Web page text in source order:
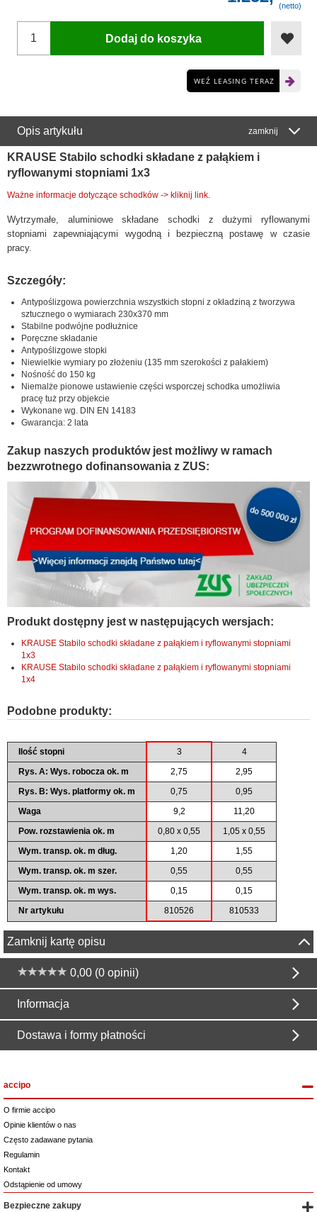
(netto)
Dodaj do koszyka
WEŹ LEASING TERAZ
Opis artykułu zamknij
KRAUSE Stabilo schodki składane z pałąkiem i
ryflowanymi stopniami 1x3
Ważne informacje dotyczące schodków -> kliknij link.
Wytrzymałe, aluminiowe składane schodki z dużymi ryflowanymi
stopniami zapewniającymi wygodną i bezpieczną postawę w czasie
pracy.
Szczegóły:
Antypoślizgowa powierzchnia wszystkich stopni z okładziną z tworzywa
sztucznego o wymiarach 230x370 mm
Stabilne podwójne podłużnice
Poręczne składanie
Antypoślizgowe stopki
Niewielkie wymiary po złożeniu (135 mm szerokości z pałakiem)
Nośność do 150 kg
Niemalże pionowe ustawienie części wsporczej schodka umożliwia
pracę tuż przy objekcie
Wykonane wg. DIN EN 14183
Gwarancja: 2 lata
Zakup naszych produktów jest możliwy w ramach
bezzwrotnego dofinansowania z ZUS:
Produkt dostępny jest w następujących wersjach:
KRAUSE Stabilo schodki składane z pałąkiem i ryflowanymi stopniami
1x3
KRAUSE Stabilo schodki składane z pałąkiem i ryflowanymi stopniami
1x4
Podobne produkty:
Ilość stopni 3
4
Rys. A: Wys. robocza ok. m
2,75
2,95
Rys. B: Wys. platformy ok. m
0,75
0,95
Waga
9,2
11,20
Pow. rozstawienia ok. m
0,80 x 0,55
1,05 x 0,55
Wym. transp. ok. m dług.
1,20
1,55
Wym. transp. ok. m szer.
0,55
0,55
Wym. transp. ok. m wys.
0,15
0,15
Nr artykułu
810526 810533
Zamknij kartę opisu
0,00 (0 opinii)
Informacja
Dostawa i formy płatności
accipo
O firmie accipo
Opinie klientów o nas
Często zadawane pytania
Regulamin
Kontakt
Odstąpienie od umowy
Bezpieczne zakupy